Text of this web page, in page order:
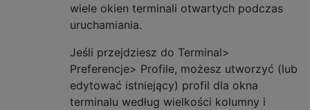
wiele okien terminali otwartych podczas
uruchamiania.
Jeśli przejdziesz do Terminal>
Preferencje> Profile, możesz utworzyć (lub
edytować istniejący) profil dla okna
terminalu według wielkości kolumny i